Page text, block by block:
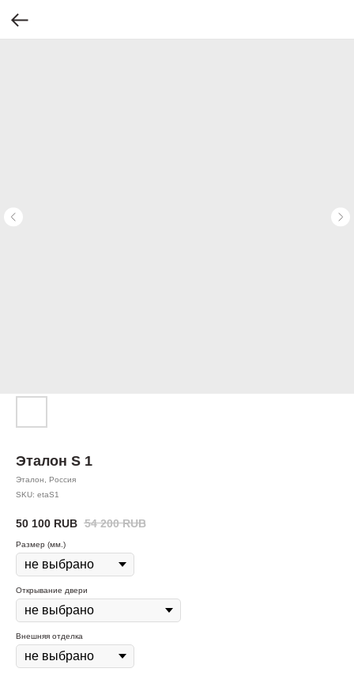
Эталон S 1
Эталон, Россия​
SKU: etaS1
50 100 RUB 54 200 RUB
Размер (мм.)
Открывание двери
Внешняя отделка